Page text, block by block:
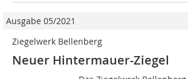
Ausgabe 05/2021
Ziegelwerk Bellenberg
Neuer Hintermauer-Ziegel